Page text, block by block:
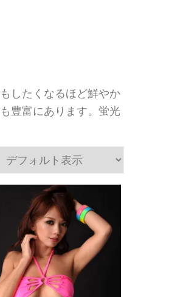
したくなるほど鮮やか
豊富にあります。蛍光